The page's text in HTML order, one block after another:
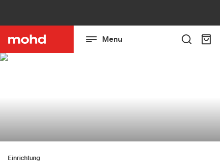
Menu
Einrichtung